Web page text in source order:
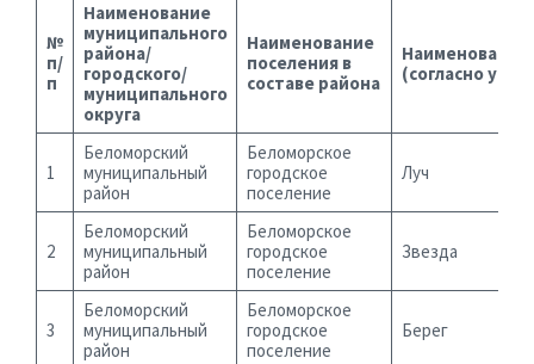
№
п/
п
Наименование
муниципального
района/
городского/
муниципального
округа
Наименование
поселения в
составе района
Наименование
(согласно
1
Беломорский
муниципальный
район
Беломорское
городское
поселение
Луч
2
Беломорский
муниципальный
район
Беломорское
городское
поселение
Звезда
3
Беломорский
муниципальный
район
Беломорское
городское
поселение
Берег